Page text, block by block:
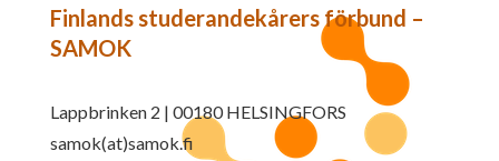
Finlands studerandekårers förbund –
SAMOK
Lappbrinken 2 | 00180 HELSINGFORS
samok(at)samok.fi